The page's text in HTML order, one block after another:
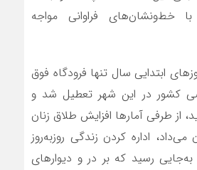
خط‌ونشان‌های فراوانی مواجه
ابتدایی سال تنها فرودگاه فوق
در این شهر تعطیل شد و
طرفی آمارها افزایش طلاق زنان
می‌داد، اداره کردن زندگی روزبه‌روز
رسید که بر در و دیوارهای